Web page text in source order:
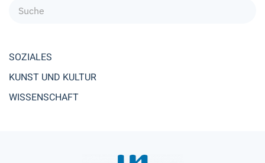
SOZIALES
KUNST UND KULTUR
WISSENSCHAFT